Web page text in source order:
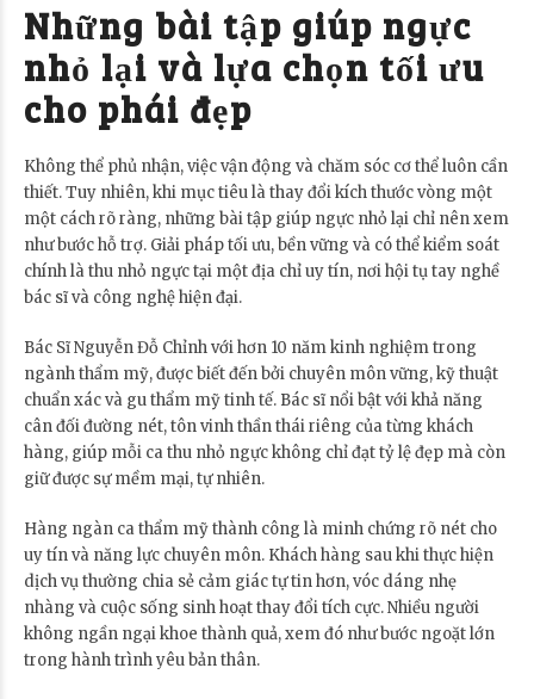
Những bài tập giúp ngực
nhỏ lại và lựa chọn tối ưu
cho phái đẹp
Không thể phủ nhận, việc vận động và chăm sóc cơ thể luôn cần
thiết. Tuy nhiên, khi mục tiêu là thay đổi kích thước vòng một
một cách rõ ràng, những bài tập giúp ngực nhỏ lại chỉ nên xem
như bước hỗ trợ. Giải pháp tối ưu, bền vững và có thể kiểm soát
chính là thu nhỏ ngực tại một địa chỉ uy tín, nơi hội tụ tay nghề
bác sĩ và công nghệ hiện đại.
Bác Sĩ Nguyễn Đỗ Chỉnh với hơn 10 năm kinh nghiệm trong
ngành thẩm mỹ, được biết đến bởi chuyên môn vững, kỹ thuật
chuẩn xác và gu thẩm mỹ tinh tế. Bác sĩ nổi bật với khả năng
cân đối đường nét, tôn vinh thần thái riêng của từng khách
hàng, giúp mỗi ca thu nhỏ ngực không chỉ đạt tỷ lệ đẹp mà còn
giữ được sự mềm mại, tự nhiên.
Hàng ngàn ca thẩm mỹ thành công là minh chứng rõ nét cho
uy tín và năng lực chuyên môn. Khách hàng sau khi thực hiện
dịch vụ thường chia sẻ cảm giác tự tin hơn, vóc dáng nhẹ
nhàng và cuộc sống sinh hoạt thay đổi tích cực. Nhiều người
không ngần ngại khoe thành quả, xem đó như bước ngoặt lớn
trong hành trình yêu bản thân.